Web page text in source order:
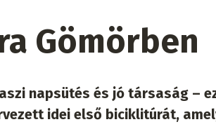
Gömörben
napsütés és jó társaság –
idei első biciklitúrát,